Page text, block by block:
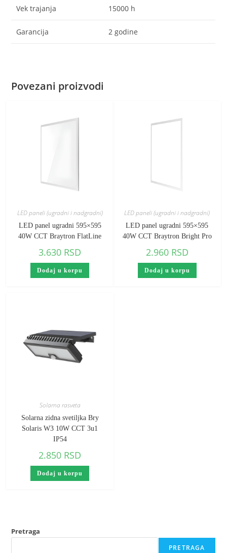
Vek trajanja 15000 h
Garancija 2 godine
Povezani proizvodi
LED paneli (ugradni i nadgradni)
LED panel ugradni 595×595
40W CCT Braytron FlatLine
3.630 RSD
Dodaj u korpu
LED paneli (ugradni i nadgradni)
LED panel ugradni 595×595
40W CCT Braytron Bright Pro
2.960 RSD
Dodaj u korpu
Solarna rasveta
Solarna zidna svetiljka Bry
Solaris W3 10W CCT 3u1
IP54
2.850 RSD
Dodaj u korpu
Pretraga
PRETRAGA